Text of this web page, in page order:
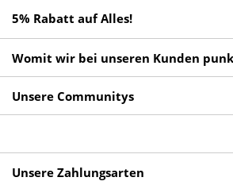
5% Rabatt auf Alles!
Womit wir bei unseren Kunden
Unsere Communitys
Unsere Zahlungsarten